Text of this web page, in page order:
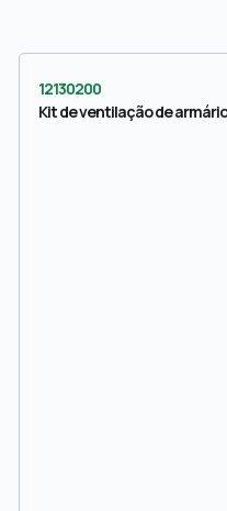
12130200
Kit de ventilação de